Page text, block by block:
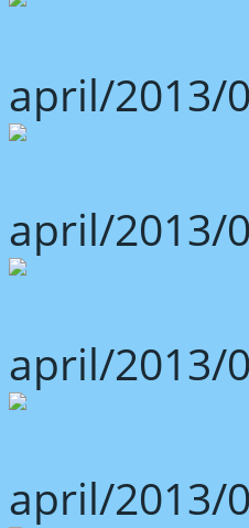
april/2013/
april/2013/
april/2013/
april/2013/